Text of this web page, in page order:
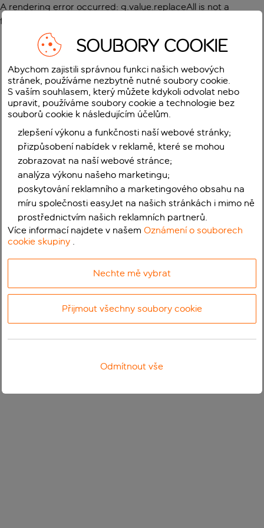
A rendering error occurred: g.value.replaceAll is not a
function
SOUBORY COOKIE
Abychom zajistili správnou funkci našich webových
stránek, používáme nezbytně nutné soubory cookie.
S vaším souhlasem, který můžete kdykoli odvolat nebo
upravit, používáme soubory cookie a technologie bez
souborů cookie k následujícím účelům.
zlepšení výkonu a funkčnosti naší webové stránky;
přizpůsobení nabídek v reklamě, které se mohou
zobrazovat na naší webové stránce;
analýza výkonu našeho marketingu;
poskytování reklamního a marketingového obsahu na
míru společnosti easyJet na našich stránkách i mimo ně
prostřednictvím našich reklamních partnerů.
Více informací najdete v našemOznámení o souborech
cookie skupiny .
Nechte mě vybrat
Přijmout všechny soubory cookie
Odmítnout vše